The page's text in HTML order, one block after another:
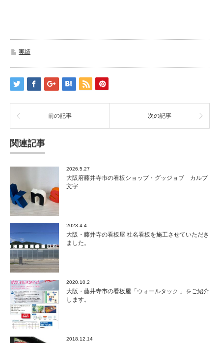
実績
前の記事 次の記事
関連記事
2026.5.27
大阪府藤井寺市の看板ショップ・グッジョブ カルプ
文字
2023.4.4
大阪・藤井寺の看板屋 社名看板を施工させていただき
ました。
2020.10.2
大阪・藤井寺市の看板屋「ウォールタック 」をご紹介
します。
2018.12.14